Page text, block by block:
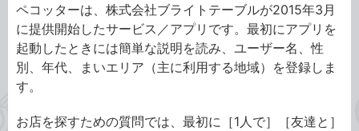
ペコッターは、株式会社ブライトテーブルが2015年3月
に提供開始したサービス／アプリです。最初にアプリを
起動したときには簡単な説明を読み、ユーザー名、性
別、年代、まいエリア（主に利用する地域）を登録しま
す。
お店を探すための質問では、最初に［1人で］［友達と］